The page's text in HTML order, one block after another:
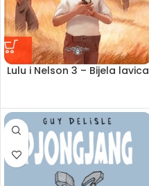
Lulu i Nelson 3 – Bijela lavica